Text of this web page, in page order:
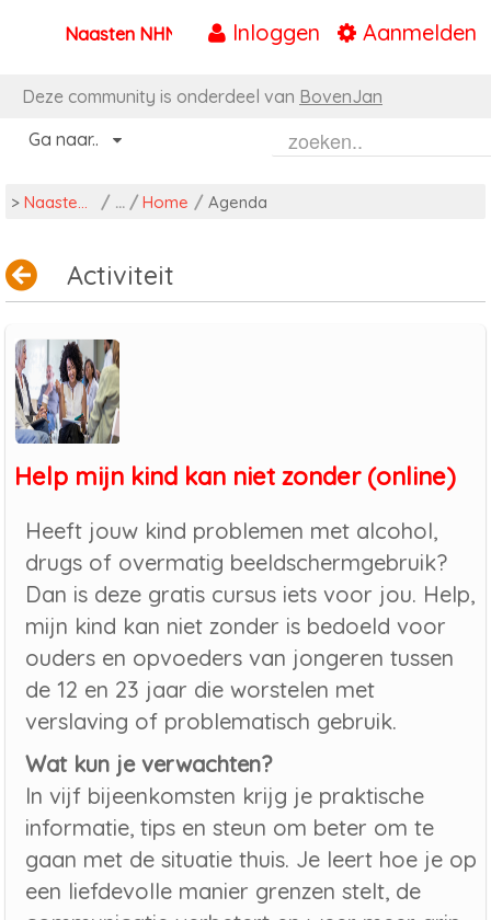
Naar content
Inloggen Aanmelden
Naasten NHN
Deze community is onderdeel van BovenJan
Ga naar..
> Naasten NHN / Home / Agenda
Activiteit
Help mijn kind kan niet zonder (online)
Heeft jouw kind problemen met alcohol,
drugs of overmatig beeldschermgebruik?
Dan is deze gratis cursus iets voor jou. Help,
mijn kind kan niet zonder is bedoeld voor
ouders en opvoeders van jongeren tussen
de 12 en 23 jaar die worstelen met
verslaving of problematisch gebruik.
Wat kun je verwachten?
In vijf bijeenkomsten krijg je praktische
informatie, tips en steun om beter om te
gaan met de situatie thuis. Je leert hoe je op
een liefdevolle manier grenzen stelt, de